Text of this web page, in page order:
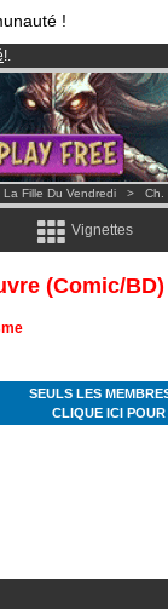
!
!.
par mois !Clique ici
!
La Fille Du Vendredi > Ch.
Vignettes
(comic/
SEULS LES
CLIQUE ICI